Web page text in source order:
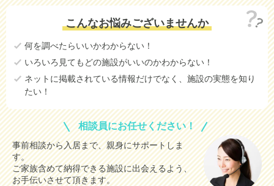
こんなお悩みございませんか
何を調べたらいいかわからない！
いろいろ見てもどの施設がいいのかわからない！
ネットに掲載されている情報だけでなく、施設の実態を知り
たい！
相談員にお任せください！
事前相談から入居まで、親身にサポートしま
す。
ご家族含めて納得できる施設に出会えるよう、
お手伝いさせて頂きます。